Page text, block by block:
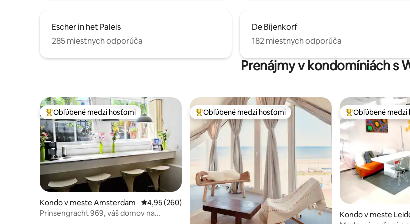
Escher in het Paleis
285 miestnych odporúča
De Bijenkorf
182 miestnych odporúča
Prenájmy v kondomíniách s
Najobľúbenejšie medzi hosťami
Obľúbené medzi hosťami
Kondo v meste Amsterdam Priemerné ohodnotenie 4,95 z 5, počet hodnotení: 260
4,95 (260)
Prinsengracht 969, váš domov na
Najobľúbenejšie medzi hosťami
Obľúbené medzi hosťami Najobľúbenejšie
Obľúbené medzi
Kondo v meste